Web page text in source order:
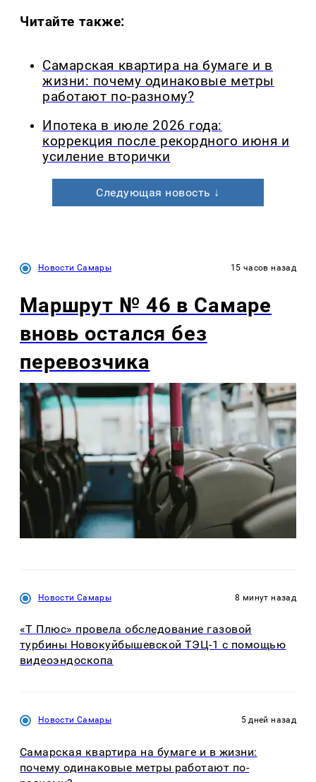
Читайте также:
Самарская квартира на бумаге и в
жизни: почему одинаковые метры
работают по-разному?
Ипотека в июле 2026 года:
коррекция после рекордного июня и
усиление вторички
Следующая новость ↓
Новости Самары 15 часов назад
Маршрут № 46 в Самаре
вновь остался без
перевозчика
Новости Самары 8 минут назад
«Т Плюс» провела обследование газовой
турбины Новокуйбышевской ТЭЦ-1 с помощью
видеоэндоскопа
Новости Самары 5 дней назад
Самарская квартира на бумаге и в жизни:
почему одинаковые метры работают по-